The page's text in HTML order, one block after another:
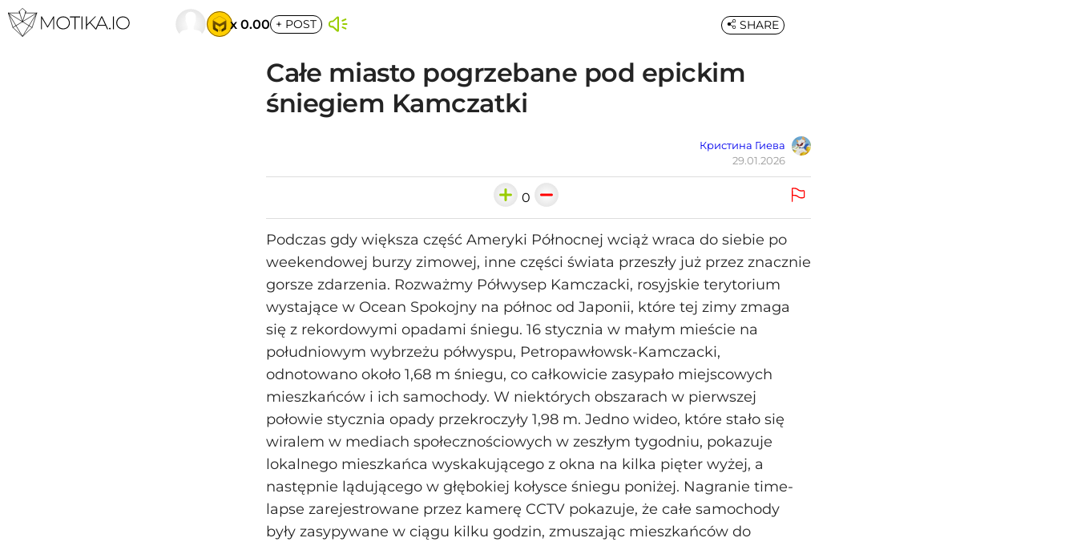
x 0.00 + POST
Całe miasto pogrzebane pod epickim
śniegiem Kamczatki
Кристина Гиева
29.01.2026
SHARE
0
Podczas gdy większa część Ameryki Północnej wciąż wraca do siebie po
weekendowej burzy zimowej, inne części świata przeszły już przez znacznie
gorsze zdarzenia. Rozważmy Półwysep Kamczacki, rosyjskie terytorium
wystające w Ocean Spokojny na północ od Japonii, które tej zimy zmaga
się z rekordowymi opadami śniegu. 16 stycznia w małym mieście na
południowym wybrzeżu półwyspu, Petropawłowsk-Kamczacki,
odnotowano około 1,68 m śniegu, co całkowicie zasypało miejscowych
mieszkańców i ich samochody. W niektórych obszarach w pierwszej
połowie stycznia opady przekroczyły 1,98 m. Jedno wideo, które stało się
wiralem w mediach społecznościowych w zeszłym tygodniu, pokazuje
lokalnego mieszkańca wyskakującego z okna na kilka pięter wyżej, a
następnie lądującego w głębokiej kołysce śniegu poniżej. Nagranie time-
lapse zarejestrowane przez kamerę CCTV pokazuje, że całe samochody
były zasypywane w ciągu kilku godzin, zmuszając mieszkańców do